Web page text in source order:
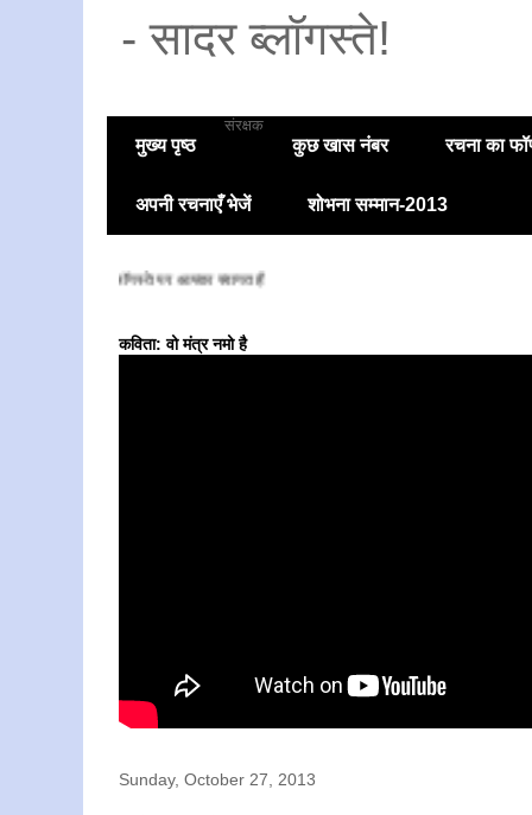
- सादर ब्लॉगस्ते!
मुख्य पृष्ठ
संरक्षक
कुछ खास नंबर रचना का
अपनी रचनाएँ भेजें शोभना सम्मान-2013
सादर ब्लॉगस्ते पर आपका स्वागत है
कविता: वो मंत्र नमो है
Sunday, October 27, 2013